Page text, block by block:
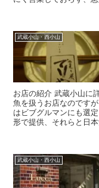
武蔵小山・西小山
お店の紹介 武蔵小山に
魚を扱うお店なのです
はビブグルマンにも選
形で提供、それらと日
武蔵小山・西小山